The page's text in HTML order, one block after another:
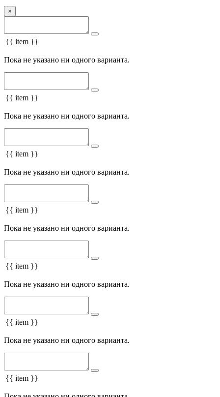
×
{{ item }}
Пока не указано ни одного варианта.
{{ item }}
Пока не указано ни одного варианта.
{{ item }}
Пока не указано ни одного варианта.
{{ item }}
Пока не указано ни одного варианта.
{{ item }}
Пока не указано ни одного варианта.
{{ item }}
Пока не указано ни одного варианта.
{{ item }}